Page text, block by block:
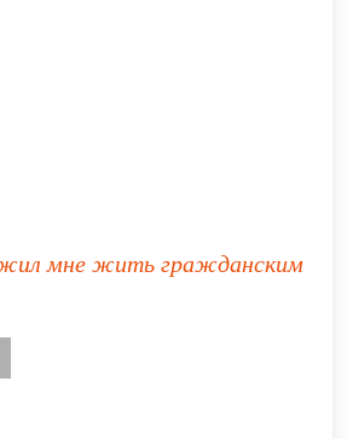
мне жить гражданским